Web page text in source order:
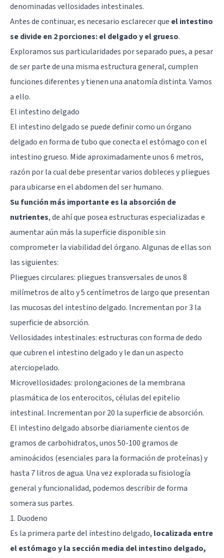
denominadas vellosidades intestinales.
Antes de continuar, es necesario esclarecer que el intestino
se divide en 2 porciones: el delgado y el grueso.
Exploramos sus particularidades por separado pues, a pesar
de ser parte de una misma estructura general, cumplen
funciones diferentes y tienen una anatomía distinta. Vamos
a ello.
El intestino delgado
El intestino delgado se puede definir como un órgano
delgado en forma de tubo que conecta el estómago con el
intestino grueso. Mide aproximadamente unos 6 metros,
razón por la cual debe presentar varios dobleces y pliegues
para ubicarse en el abdomen del ser humano.
Su función más importante es la absorción de
nutrientes, de ahí que posea estructuras especializadas e
aumentar aún más la superficie disponible sin
comprometer la viabilidad del órgano. Algunas de ellas son
las siguientes:
Pliegues circulares: pliegues transversales de unos 8
milímetros de alto y 5 centímetros de largo que presentan
las mucosas del intestino delgado. Incrementan por 3 la
superficie de absorción.
Vellosidades intestinales: estructuras con forma de dedo
que cubren el intestino delgado y le dan un aspecto
aterciopelado.
Microvellosidades: prolongaciones de la membrana
plasmática de los enterocitos, células del epitelio
intestinal. Incrementan por 20 la superficie de absorción.
El intestino delgado absorbe diariamente cientos de
gramos de carbohidratos, unos 50-100 gramos de
aminoácidos (esenciales para la formación de proteínas) y
hasta 7 litros de agua. Una vez explorada su fisiología
general y funcionalidad, podemos describir de forma
somera sus partes.
1. Duodeno
Es la primera parte del intestino delgado, localizada entre
el estómago y la sección media del intestino delgado,